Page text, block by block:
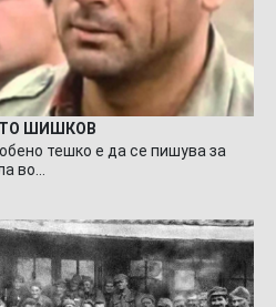
ШИШКОВ
тешко е да се пишува за
во…